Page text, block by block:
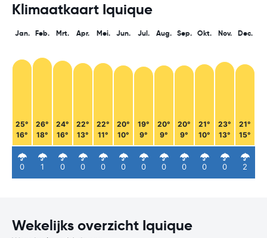
Klimaatkaart Iquique
Jan.
25°
16°
0
Feb.
26°
18°
1
Mrt.
24°
16°
0
Apr.
22°
13°
0
Mei.
22°
11°
0
Jun.
20°
10°
0
Jul.
19°
9°
0
Aug.
20°
9°
0
Sep.
20°
9°
0
Okt.
21°
10°
0
Nov.
23°
13°
0
Dec.
21°
15°
2
Wekelijks overzicht Iquique